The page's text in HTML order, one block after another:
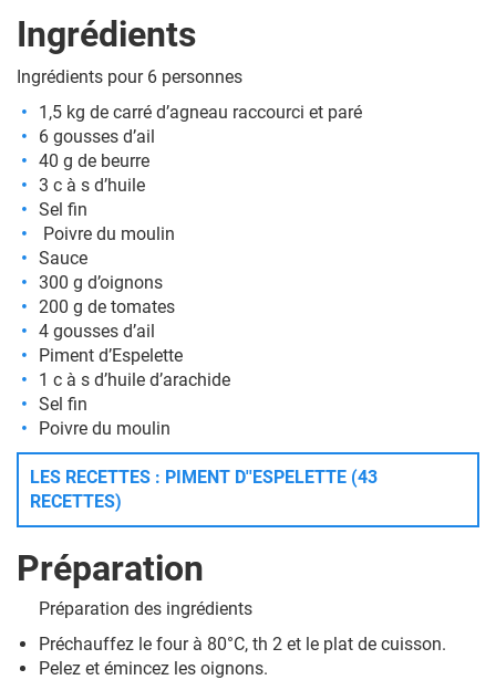
Ingrédients
Ingrédients pour 6 personnes
1,5 kg de carré d’agneau raccourci et paré
6 gousses d’ail
40 g de beurre
3 c à s d’huile
Sel fin
Poivre du moulin
Sauce
300 g d’oignons
200 g de tomates
4 gousses d’ail
Piment d’Espelette
1 c à s d’huile d’arachide
Sel fin
Poivre du moulin
LES RECETTES : PIMENT D''ESPELETTE (43
RECETTES)
Préparation
Préparation des ingrédients
Préchauffez le four à 80°C, th 2 et le plat de cuisson.
Pelez et émincez les oignons.